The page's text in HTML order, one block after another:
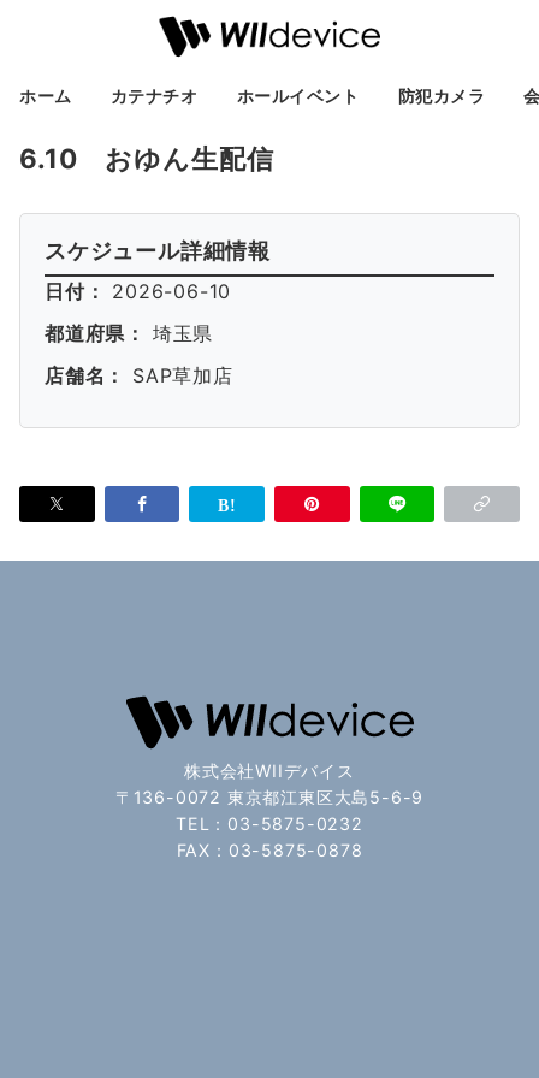
ホーム カテナチオ ホールイベント 防犯カメラ
6.10 おゆん生配信
スケジュール詳細情報
日付：
2026-06-10
都道府県：
埼玉県
店舗名：
SAP草加店
株式会社WIIデバイス
〒136-0072 東京都江東区大島5-6-9
TEL：03-5875-0232
FAX：03-5875-0878